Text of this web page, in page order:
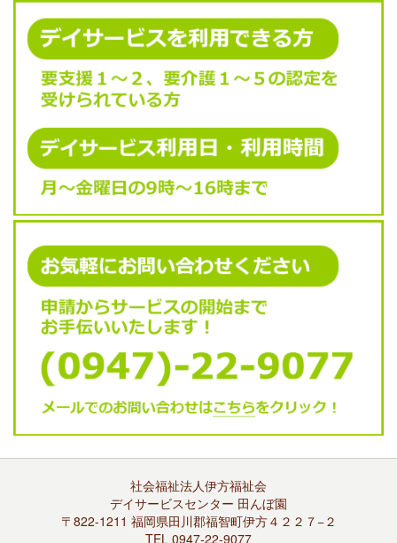
社会福祉法人伊方福祉会
デイサービスセンター 田んぼ園
〒822-1211 福岡県田川郡福智町伊方４２２７−２
TEL 0947-22-9077